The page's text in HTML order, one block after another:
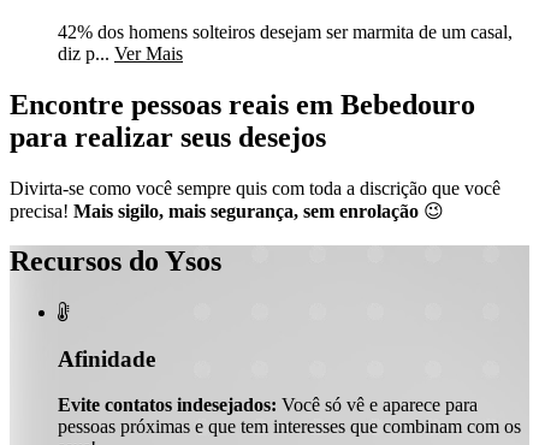
42% dos homens solteiros desejam ser marmita de um casal,
diz p... Ver Mais
Encontre pessoas reais em Bebedouro
para realizar seus desejos
Divirta-se como você sempre quis com toda a discrição que você
precisa! Mais sigilo, mais segurança, sem enrolação 😉
Recursos do Ysos

Afinidade
Evite contatos indesejados: Você só vê e aparece para
pessoas próximas e que tem interesses que combinam com os